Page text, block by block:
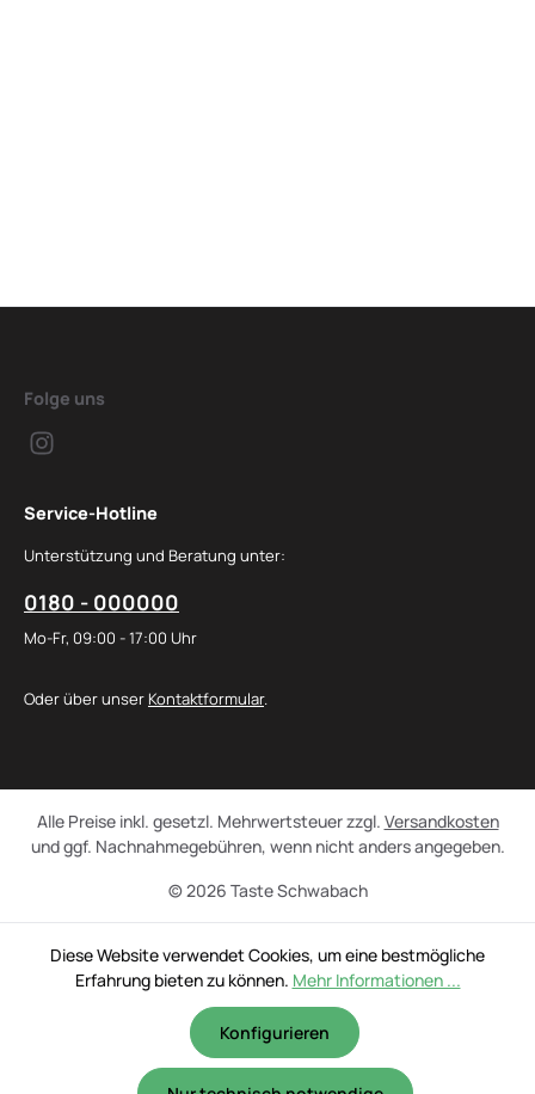
Folge uns
Service-Hotline
Unterstützung und Beratung unter:
0180 - 000000
Mo-Fr, 09:00 - 17:00 Uhr
Oder über unser Kontaktformular.
© 2026 Taste Schwabach
Alle Preise inkl. gesetzl. Mehrwertsteuer zzgl. Versandkosten
und ggf. Nachnahmegebühren, wenn nicht anders angegeben.
Diese Website verwendet Cookies, um eine bestmögliche
Erfahrung bieten zu können. Mehr Informationen ...
Konfigurieren